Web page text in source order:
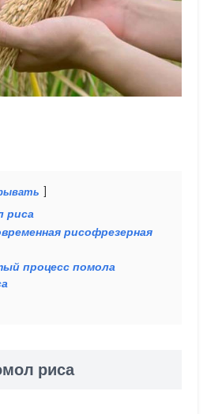
риса
рисофрезерная
процесс помола
риса